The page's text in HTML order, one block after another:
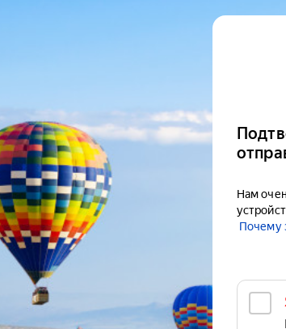
Нам
Почему